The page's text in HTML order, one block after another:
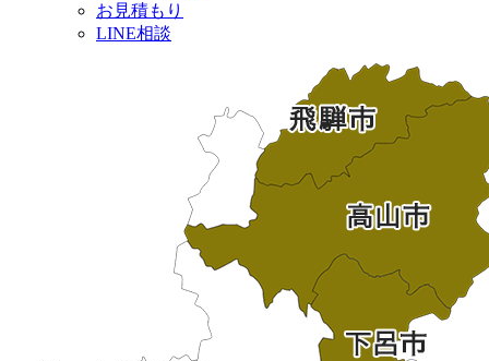
お見積もり
LINE相談